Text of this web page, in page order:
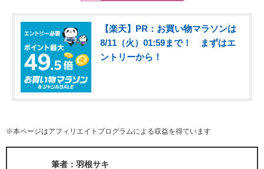
【楽天】PR：お買い物マラソンは
8/11（火）01:59まで！ まずはエ
ントリーから！
※本ページはアフィリエイトプログラムによる収益を得ています
筆者：羽根サキ